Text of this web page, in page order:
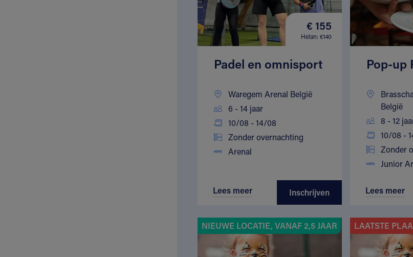
€ 155
Helan: €140
Padel en omnisport
Waregem Arenal België
6 - 14 jaar
10/08 - 14/08
Zonder overnachting
Arenal
Lees meer Inschrijven
Pop-up
België
8 - 12
10/08 -
Zonder
Junior
Lees meer
NIEUWE LOCATIE, VANAF 2,5 JAAR LAATSTE